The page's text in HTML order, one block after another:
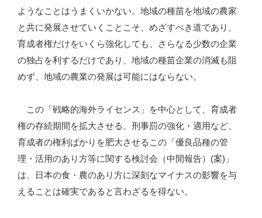
ようなことはうまくいかない。地域の種苗を地域の農家
と共に発展させていくことこそ、めざすべき道であり、
育成者権だけをいくら強化しても、さらなる少数の企業
の独占を利するだけであり、地域の種苗企業の消滅も阻
めず、地域の農業の発展は可能にはならない。
この「戦略的海外ライセンス」を中心として、育成者
権の存続期間を拡大させる、刑事罰の強化・適用など、
育成者の権利ばかりを肥大させるこの「優良品種の管
理・活用のあり方等に関する検討会（中間報告）(案)」
は、日本の食・農のあり方に深刻なマイナスの影響を与
えることは確実であると言わざるを得ない。